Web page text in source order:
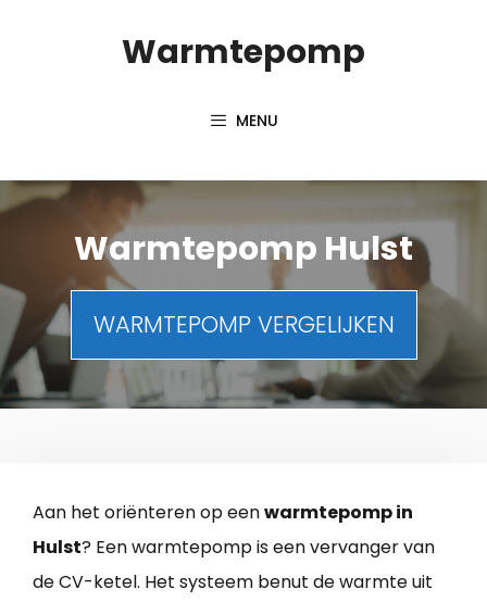
Warmtepomp
MENU
Warmtepomp Hulst
WARMTEPOMP VERGELIJKEN
Aan het oriënteren op eenwarmtepomp in
Hulst? Een warmtepomp is een vervanger van
de CV-ketel. Het systeem benut de warmte uit